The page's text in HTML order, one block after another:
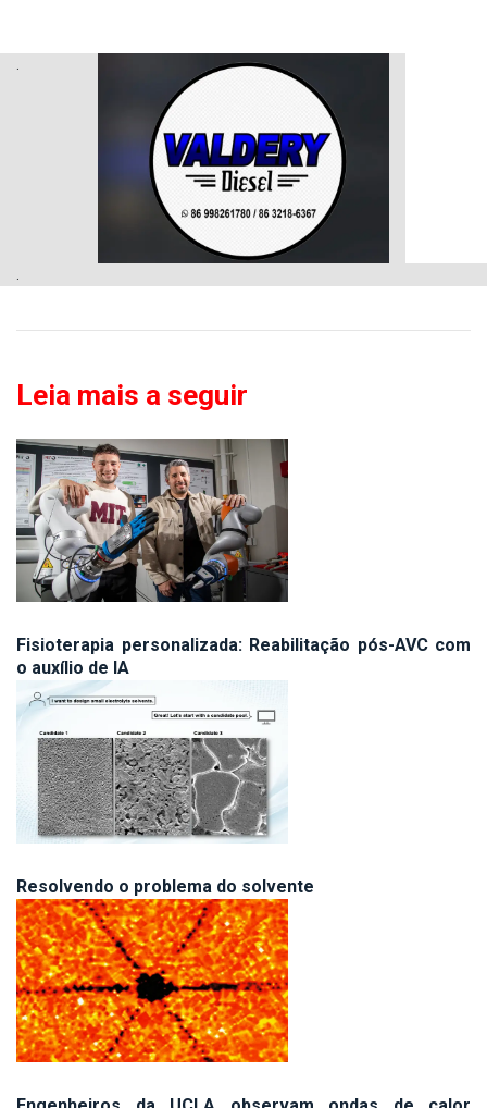
.
Leia mais a seguir
Fisioterapia personalizada: Reabilitação pós-AVC com
o auxílio de IA
Resolvendo o problema do solvente